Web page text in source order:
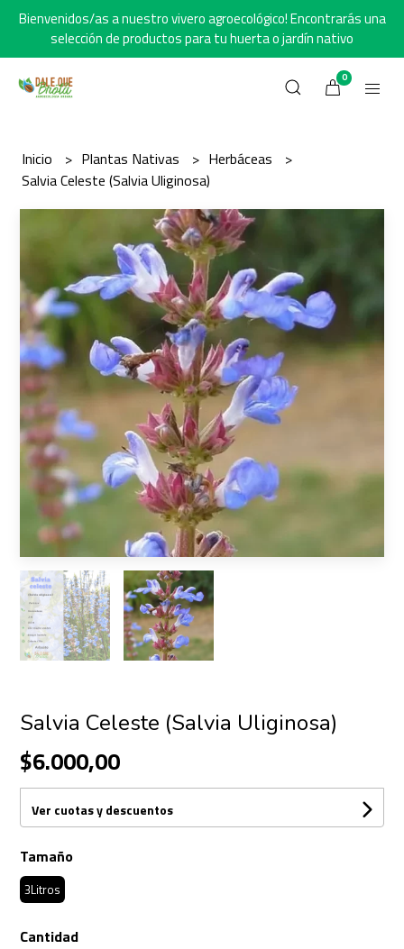
Bienvenidos/as a nuestro vivero agroecológico! Encontrarás una
selección de productos para tu huerta o jardín nativo
0
Inicio Plantas Nativas
Herbáceas
Salvia Celeste (Salvia Uliginosa)
Salvia Celeste (Salvia Uliginosa)
$6.000,00
Ver cuotas y descuentos
Tamaño
3Litros
Cantidad